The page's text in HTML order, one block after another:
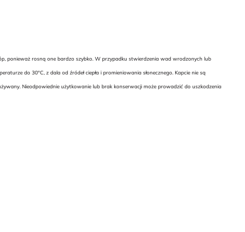
ponieważ rosną one bardzo szybko. W przypadku stwierdzenia wad wrodzonych lub
do 30°C, z dala od źródeł ciepła i promieniowania słonecznego. Kapcie nie są
Nieodpowiednie użytkowanie lub brak konserwacji może prowadzić do uszkodzenia